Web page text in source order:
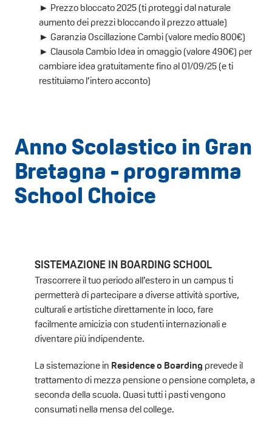
► Prezzo bloccato 2025 (ti proteggi dal naturale
aumento dei prezzi bloccando il prezzo attuale)
► Garanzia Oscillazione Cambi (valore medio 800€)
► Clausola Cambio Idea in omaggio (valore 490€) per
cambiare idea gratuitamente fino al 01/09/25 (e ti
restituiamo l’intero acconto)
Anno Scolastico in Gran
Bretagna - programma
School Choice
SISTEMAZIONE IN BOARDING SCHOOL
Trascorrere il tuo periodo all’estero in un campus ti
permetterà di partecipare a diverse attività sportive,
culturali e artistiche direttamente in loco, fare
facilmente amicizia con studenti internazionali e
diventare più indipendente.
La sistemazione in Residence o Boarding prevede il
trattamento di mezza pensione o pensione completa, a
seconda della scuola. Quasi tutti i pasti vengono
consumati nella mensa del college.